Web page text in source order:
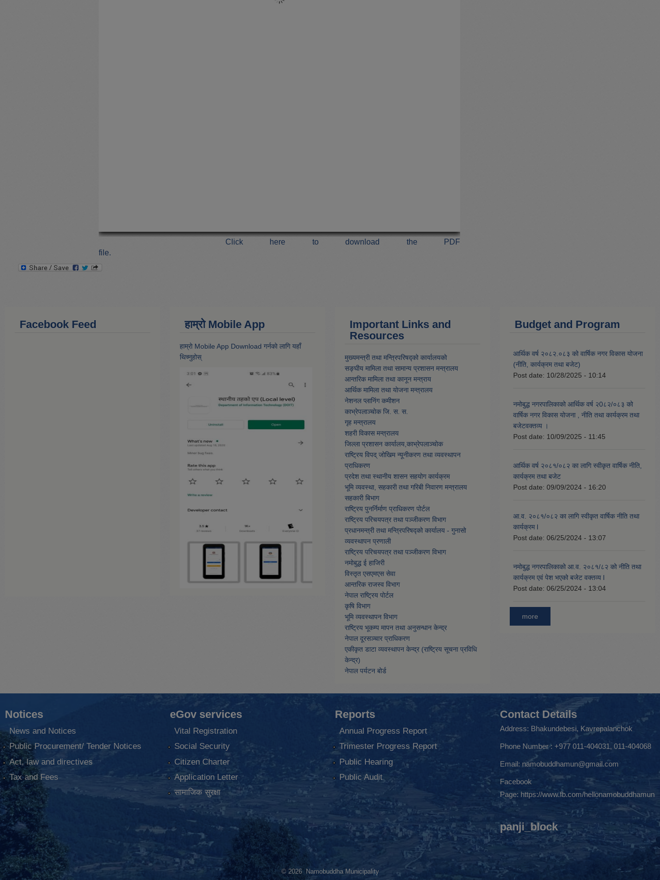
Click here to download the PDF
file.
Facebook Feed हाम्राे Mobile App
हाम्राे Mobile App Download गर्नकाे लागि यहाँ
थिच्नुहोस्‌
Important Links and
Resources
मुख्यमन्त्री तथा मन्त्रिपरिषद्को कार्यालयको
सङ्घीय मामिला तथा सामान्य प्रशासन मन्त्रालय
आन्तरिक मामिला तथा कानून मन्त्राय
आर्थिक मामिला तथा याेजना मन्त्रालय
नेशनल प्लानिंग कमीशन
काभ्रेपलाञ्चाेक जि. स. स.
गृह मन्त्रालय
शहरी विकास मन्त्रालय
जिल्ला प्रशासन कार्यालय,काभ्रेपलाञ्चाेक
राष्ट्रिय विपद् जोखिम न्यूनीकरण तथा व्यवस्थापन
प्राधिकरण
प्रदेश तथा स्थानीय शासन सहयोग कार्यक्रम
भूमि व्यवस्था, सहकारी तथा गरिबी निवारण मन्त्रालय
सहकारी बिभाग
राष्ट्रिय पुनर्निर्माण प्राधिकरण पोर्टल
राष्ट्रिय परिचयपत्र तथा पञ्जीकरण विभाग
प्रधानमन्त्री तथा मन्त्रिपरिषद्को कार्यालय - गुनासो
व्यवस्थापन प्रणाली
राष्ट्रिय परिचयपत्र तथा पञ्जीकरण विभाग
नमाेबुद्ध ई हाजिरी
विस्तृत एसएमएस सेवा
आन्तरिक राजस्व विभाग
नेपाल राष्ट्रिय पोर्टल
कृषि विभाग
भूमि व्यवस्थापन विभाग
राष्ट्रिय भूकम्प मापन तथा अनुसन्धान केन्द्र
नेपाल दूरसञ्चार प्राधिकरण
एकीकृत डाटा व्यवस्थापन केन्द्र (राष्ट्रिय सूचना प्रविधि
केन्द्र)
नेपाल पर्यटन बोर्ड
Budget and Program
आर्थिक वर्ष २०८२.०८३ को वार्षिक नगर विकास योजना
(नीति, कार्यक्रम तथा बजेट)
Post date: 10/28/2025 - 10:14
नमोबुद्ध नगरपालिकाको आर्थिक वर्ष २0८२/०८३ को
वार्षिक नगर विकास योजना , नीति तथा कार्यक्रम तथा
बजेटवक्तव्य ।
Post date: 10/09/2025 - 11:45
आर्थिक वर्ष २०८१/०८२ का लागि स्वीकृत वार्षिक नीति,
कार्यक्रम तथा बजेट
Post date: 09/09/2024 - 16:20
आ.व. २०८१/०८२ का लागि स्वीकृत वार्षिक नीति तथा
कार्यक्रम l
Post date: 06/25/2024 - 13:07
नमोबुद्ध नगरपालिकाको आ‍.व. २०८१/८२ को नीति तथा
कार्यक्रम एवं पेश भएको बजेट वक्तव्य l
Post date: 06/25/2024 - 13:04
more
Notices
News and Notices
Public Procurement/ Tender Notices
Act, law and directives
Tax and Fees
eGov services
Vital Registration
Social Security
Citizen Charter
Application Letter
सामाजिक सुरक्षा
Reports
Annual Progress Report
Trimester Progress Report
Public Hearing
Public Audit
Contact Details
Address: Bhakundebesi, Kavrepalanchok
Phone Number : +977 011-404031, 011-404068
Email: namobuddhamun@gmail.com
Facebook
Page: https://www.fb.com/hellonamobuddhamun
panji_block
© 2026 Namobuddha Municipality